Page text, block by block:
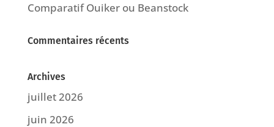
Comparatif Ouiker ou Beanstock
Commentaires récents
Archives
juillet 2026
juin 2026